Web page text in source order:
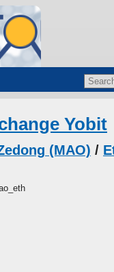
Yobit
(MAO) /